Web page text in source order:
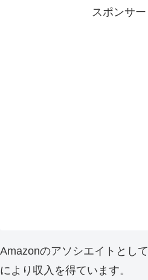
スポンサー
Amazonのアソシエイトとし
により収入を得ています。